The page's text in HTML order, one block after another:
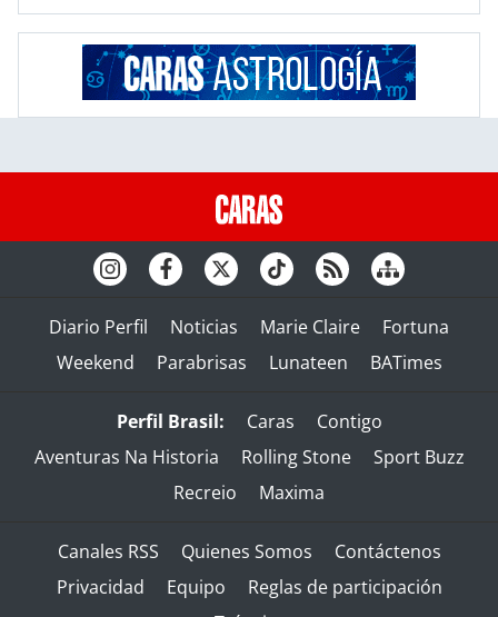
Diario Perfil Noticias Marie Claire
Fortuna
Weekend
Parabrisas Lunateen BATimes
Perfil Brasil: Caras
Contigo
Aventuras Na Historia
Rolling Stone
Sport Buzz
Recreio
Maxima
Canales RSS Quienes Somos
Contáctenos
Privacidad
Equipo
Reglas de participación